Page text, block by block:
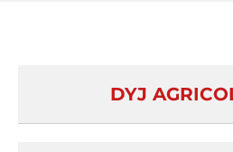
DYJ